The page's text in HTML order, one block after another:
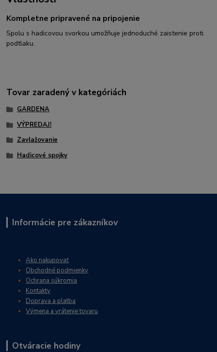
Kompletne pripravené na pripojenie
Spolu s hadicovou svorkou umožňuje jednoduché zaistenie proti
podtlaku.
Tovar zaradený v kategóriách
GARDENA
VÝPREDAJ!
Zavlažovanie
Hadicové spojky
Informácie pre zákazníkov
Ako nakupovať
Obchodné podmienky
Ochrana súkromia
Kontakty
Doprava a platba
Výmena a vrátenie tovaru
Otváracie hodiny